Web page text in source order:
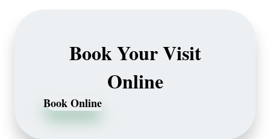
Book Your Visit
Online
Book Online